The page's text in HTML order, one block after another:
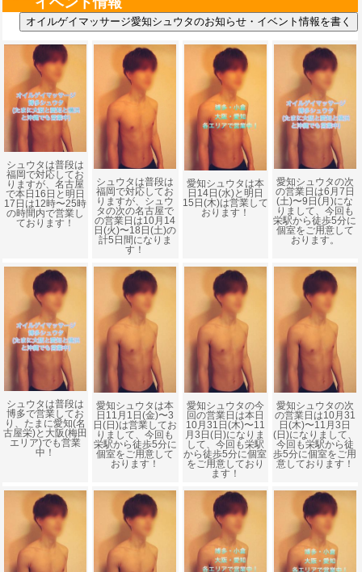
シュウタは普段は
福岡で対応してお
りますが、名古屋
で本日16日と明日
17日は12時〜25時
の時間内で営業し
ております！
シュウタは普段は
福岡で対応してお
りますが、シュウ
タの次の名古屋で
の営業日は10月14
日(火)〜18日(土)の
計5日間になりま
す！
愛知シュウタは本
日14日(水)と明日
15日(木)は営業して
おります！
愛知シュウタの次
の営業日は6月7日
(土)〜9日(月)にな
りまして、今回も
栄駅から徒歩5分に
個室をご用意して
おります。
シュウタは普段は
博多で営業してお
り、たまに愛知(名
古屋栄)と大阪(梅田
エリア)でも営業
中！
愛知シュウタは本
日11月1日(金)〜3
日(日)は営業してお
りまして、今回も
栄駅から徒歩5分に
個室をご用意して
おります！
愛知シュウタの今
回の営業日は本日
10月31日(木)〜11
月3日(日)になりま
して、今回も栄駅
から徒歩5分に個室
をご用意しており
ます！
愛知シュウタの次
の営業日は10月31
日(木)〜11月3日
(日)になりまして、
今回も栄駅から徒
歩5分に個室をご用
意しております！